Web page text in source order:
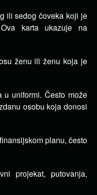
ili sedog čoveka koji je
karta ukazuje na
ženu ili ženu koja je
u uniformi. Često može
osobu koja donosi
planu, često
projekat, putovanja,